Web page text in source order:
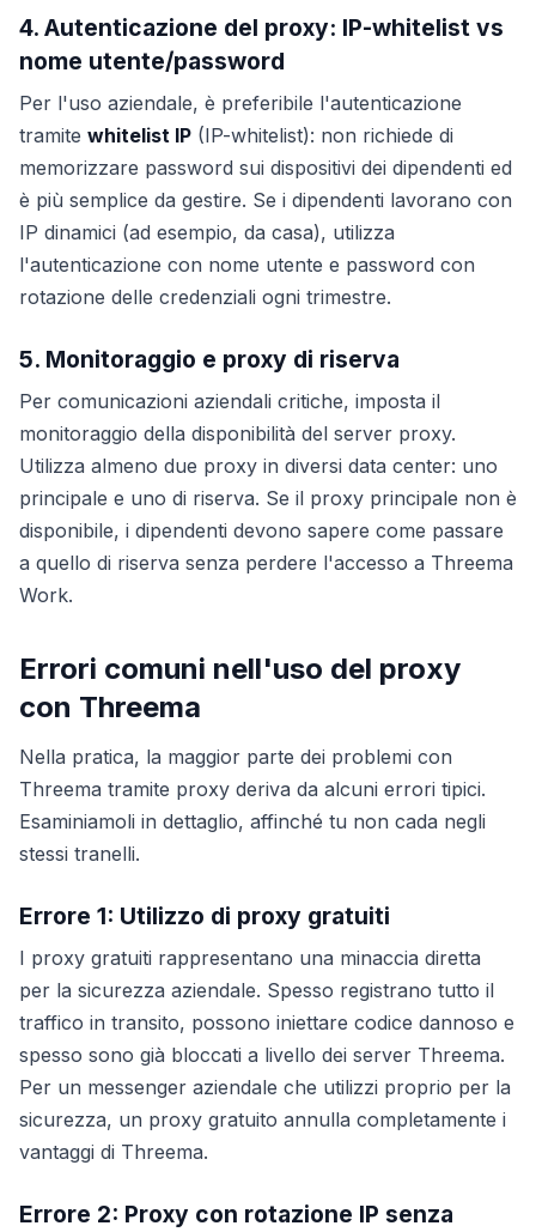
4. Autenticazione del proxy: IP-whitelist vs
nome utente/password
Per l'uso aziendale, è preferibile l'autenticazione
tramite whitelist IP (IP-whitelist): non richiede di
memorizzare password sui dispositivi dei dipendenti ed
è più semplice da gestire. Se i dipendenti lavorano con
IP dinamici (ad esempio, da casa), utilizza
l'autenticazione con nome utente e password con
rotazione delle credenziali ogni trimestre.
5. Monitoraggio e proxy di riserva
Per comunicazioni aziendali critiche, imposta il
monitoraggio della disponibilità del server proxy.
Utilizza almeno due proxy in diversi data center: uno
principale e uno di riserva. Se il proxy principale non è
disponibile, i dipendenti devono sapere come passare
a quello di riserva senza perdere l'accesso a Threema
Work.
Errori comuni nell'uso del proxy
con Threema
Nella pratica, la maggior parte dei problemi con
Threema tramite proxy deriva da alcuni errori tipici.
Esaminiamoli in dettaglio, affinché tu non cada negli
stessi tranelli.
Errore 1: Utilizzo di proxy gratuiti
I proxy gratuiti rappresentano una minaccia diretta
per la sicurezza aziendale. Spesso registrano tutto il
traffico in transito, possono iniettare codice dannoso e
spesso sono già bloccati a livello dei server Threema.
Per un messenger aziendale che utilizzi proprio per la
sicurezza, un proxy gratuito annulla completamente i
vantaggi di Threema.
Errore 2: Proxy con rotazione IP senza